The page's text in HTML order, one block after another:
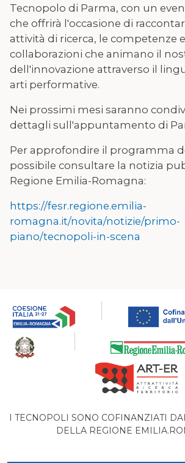
Tecnopolo di Parma, con un
che offrirà l'occasione di
attività di ricerca, le competenze
collaborazioni che animano il
dell'innovazione attraverso il
arti performative.
Nei prossimi mesi saranno
dettagli sull'appuntamento di
Per approfondire il programma
possibile consultare la notizia
Regione Emilia-Romagna:
https://fesr.regione.emilia-
romagna.it/novita/notizie/primo-
piano/tecnopoli-in-scena
I TECNOPOLI SONO COFINANZIATI
DELLA REGIONE